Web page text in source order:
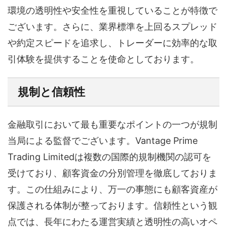
環境の透明性や安全性を重視していることが特徴で
ございます。さらに、業界標準を上回るスプレッド
や約定スピードを追求し、トレーダーに効率的な取
引体験を提供することを使命としております。
規制と信頼性
金融取引において最も重要なポイントの一つが規制
当局による監督でございます。Vantage Prime
Trading Limitedは複数の国際的規制機関の認可を
受けており、顧客資金の分別管理を徹底しておりま
す。この仕組みにより、万一の事態にも顧客資産が
保護される体制が整っております。信頼性という観
点では、長年にわたる運営実績と透明性の高いオペ